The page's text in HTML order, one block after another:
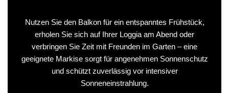
Nutzen Sie den Balkon für ein entspanntes Frühstück,
erholen Sie sich auf Ihrer Loggia am Abend oder
verbringen Sie Zeit mit Freunden im Garten – eine
geeignete Markise sorgt für angenehmen Sonnenschutz
und schützt zuverlässig vor intensiver
Sonneneinstrahlung.